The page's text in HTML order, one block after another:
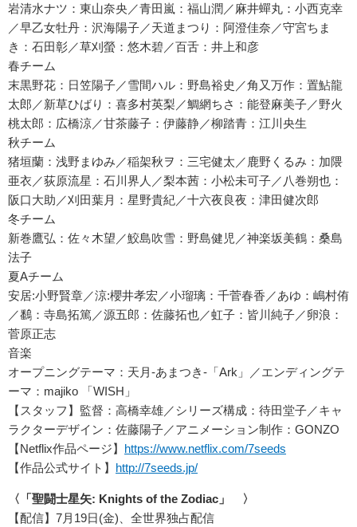
岩清水ナツ：東山奈央／青田嵐：福山潤／麻井蟬丸：小西克幸
／早乙女牡丹：沢海陽子／天道まつり：阿澄佳奈／守宮ちま
き：石田彰／草刈螢：悠木碧／百舌：井上和彦
春チーム
末黒野花：日笠陽子／雪間ハル：野島裕史／角又万作：置鮎龍
太郎／新草ひばり：喜多村英梨／鯛網ちさ：能登麻美子／野火
桃太郎：広橋涼／甘茶藤子：伊藤静／柳踏青：江川央生
秋チーム
猪垣蘭：浅野まゆみ／稲架秋ヲ：三宅健太／鹿野くるみ：加隈
亜衣／荻原流星：石川界人／梨本茜：小松未可子／八巻朔也：
阪口大助／刈田葉月：星野貴紀／十六夜良夜：津田健次郎
冬チーム
新巻鷹弘：佐々木望／鮫島吹雪：野島健児／神楽坂美鶴：桑島
法子
夏Aチーム
安居:小野賢章／涼:櫻井孝宏／小瑠璃：千菅春香／あゆ：嶋村侑
／鷭：寺島拓篤／源五郎：佐藤拓也／虹子：皆川純子／卵浪：
菅原正志
音楽
オープニングテーマ：天月-あまつき-「Ark」／エンディングテ
ーマ：majiko 「WISH」
【スタッフ】監督：高橋幸雄／シリーズ構成：待田堂子／キャ
ラクターデザイン：佐藤陽子／アニメーション制作：GONZO
【Netflix作品ページ】 https://www.netflix.com/7seeds
【作品公式サイト】 http://7seeds.jp/
〈「聖闘士星矢: Knights of the Zodiac」 〉
【配信】7月19日(金)、全世界独占配信